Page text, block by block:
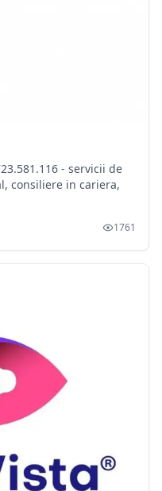
- servicii de
consiliere in cariera,
1761